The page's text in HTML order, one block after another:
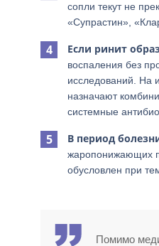
сопли текут не
«Супрастин»,
Если ринит
воспаления без
исследований. На
назначают
системные
В период
жаропонижающих
обусловлен при
Помимо